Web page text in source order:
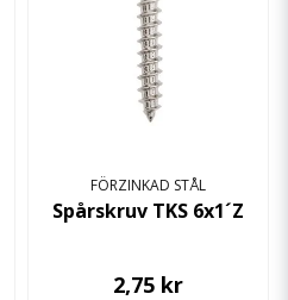
FÖRZINKAD STÅL
Spårskruv TKS 6x1´Z
2,75 kr